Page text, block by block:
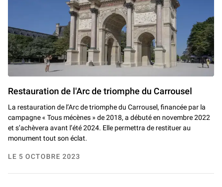
Restauration de l'Arc de triomphe du Carrousel
La restauration de l’Arc de triomphe du Carrousel, financée par la
campagne « Tous mécènes » de 2018, a débuté en novembre 2022
et s’achèvera avant l’été 2024. Elle permettra de restituer au
monument tout son éclat.
LE 5 OCTOBRE 2023